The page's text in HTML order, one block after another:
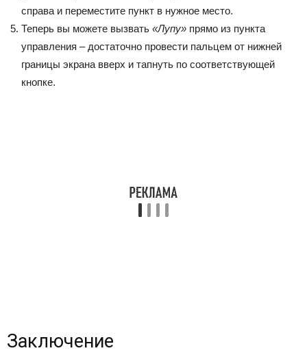
справа и переместите пункт в нужное место.
Теперь вы можете вызвать «Лупу» прямо из пункта
управления – достаточно провести пальцем от нижней
границы экрана вверх и тапнуть по соответствующей
кнопке.
Заключение